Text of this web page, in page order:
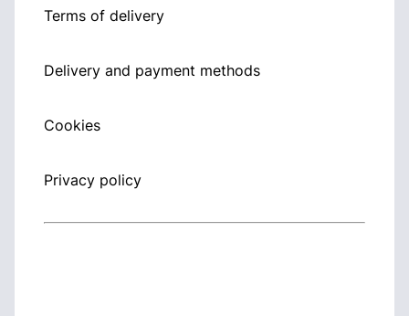
Terms of delivery
Delivery and payment methods
Cookies
Privacy policy